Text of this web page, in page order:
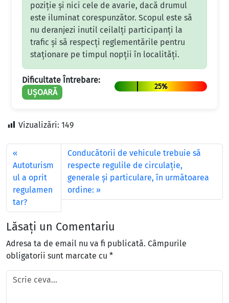
poziție și nici cele de avarie, dacă drumul
este iluminat corespunzător. Scopul este să
nu deranjezi inutil ceilalți participanți la
trafic și să respecți reglementările pentru
staționare pe timpul nopții în localități.
Dificultate Întrebare:
UȘOARĂ
25%
Vizualizări: 149
Autoturism
ul a oprit
regulamen
tar?
Conducătorii de vehicule trebuie să
respecte regulile de circulaţie,
generale şi particulare, în următoarea
ordine:
Lăsați un Comentariu
Adresa ta de email nu va fi publicată. Câmpurile
obligatorii sunt marcate cu *